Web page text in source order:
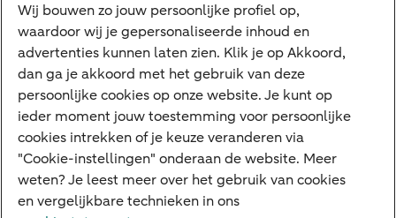
Sectoren & trends
Ondernemersverhalen
Valutacentrum
Alles over PSD2
Business Community
Wij bouwen zo jouw persoonlijke profiel op,
waardoor wij je gepersonaliseerde inhoud en
advertenties kunnen laten zien. Klik je op Akkoord,
dan ga je akkoord met het gebruik van deze
persoonlijke cookies op onze website. Je kunt op
ieder moment jouw toestemming voor persoonlijke
cookies intrekken of je keuze veranderen via
"Cookie-instellingen" onderaan de website. Meer
weten? Je leest meer over het gebruik van cookies
en vergelijkbare technieken in ons